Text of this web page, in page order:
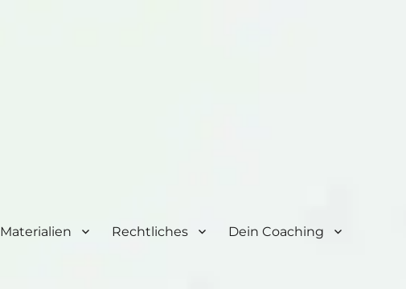
Materialien Rechtliches Dein Coaching